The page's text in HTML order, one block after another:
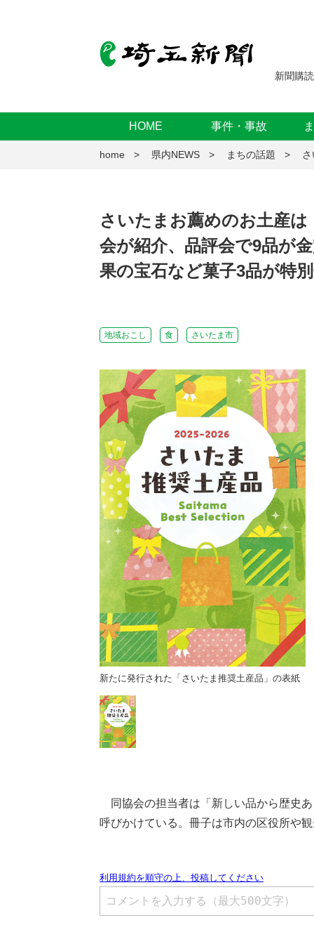
新聞購読
HOME 事件・事故
home 県内NEWS まちの話題
さいたまお薦めのお土産
会が紹介、品評会で9品が
果の宝石など菓子3品が特
地域おこし 食 さいたま市
新たに発行された「さいたま推奨土産品」の表紙
同協会の担当者は「新しい品から歴史
呼びかけている。冊子は市内の区役所や観